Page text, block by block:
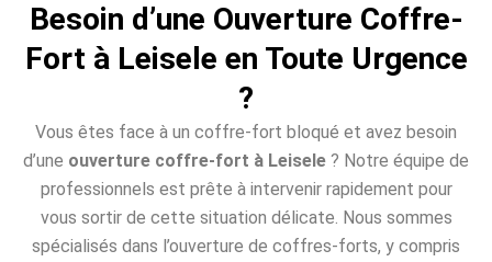
Besoin d’une Ouverture Coffre-
Fort à Leisele en Toute Urgence
?
Vous êtes face à un coffre-fort bloqué et avez besoin
d’une ouverture coffre-fort à Leisele ? Notre équipe de
professionnels est prête à intervenir rapidement pour
vous sortir de cette situation délicate. Nous sommes
spécialisés dans l’ouverture de coffres-forts, y compris